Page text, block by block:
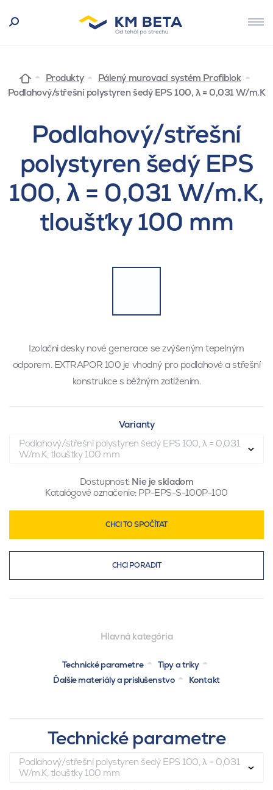
Produkty
Pálený murovací systém Profiblok
Podlahový/střešní polystyren šedý EPS 100, λ = 0,031 W/m.K
Podlahový/střešní
polystyren šedý EPS
100, λ = 0,031 W/m.K,
tloušťky 100 mm
Izolační desky nové generace se zvýšeným tepelným
odporem. EXTRAPOR 100 je vhodný pro podlahové a střešní
konstrukce s běžným zatížením.
Varianty
Podlahový/střešní polystyren šedý EPS 100, λ = 0,031
W/m.K, tloušťky 100 mm
Dostupnosť: Nie je skladom
Katalógové označenie: PP-EPS-S-100P-100
CHCI TO SPOČÍTAT
CHCI PORADIT
Hlavná kategória
Technické parametre
Tipy a triky
Ďalšie materiály a príslušenstvo
Kontakt
Technické parametre
Podlahový/střešní polystyren šedý EPS 100, λ = 0,031
W/m.K, tloušťky 100 mm